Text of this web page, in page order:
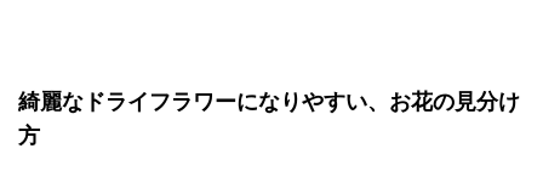
綺麗なドライフラワーになりやすい、お花の見分け
方